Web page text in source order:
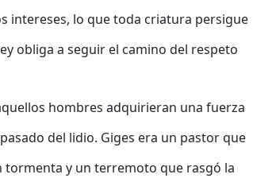
intereses, lo que toda criatura persigue
obliga a seguir el camino del respeto
hombres adquirieran una fuerza
del lidio. Giges era un pastor que
tormenta y un terremoto que rasgó la